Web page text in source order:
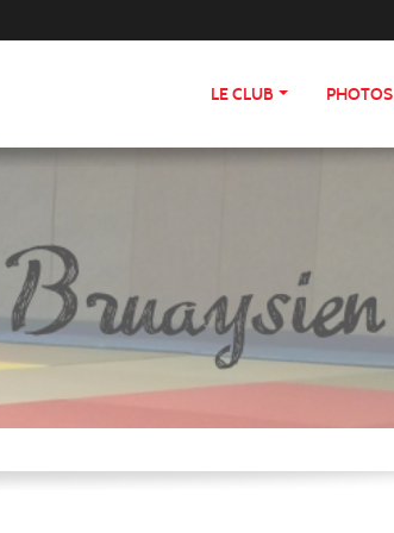
LE CLUB PHOTOS